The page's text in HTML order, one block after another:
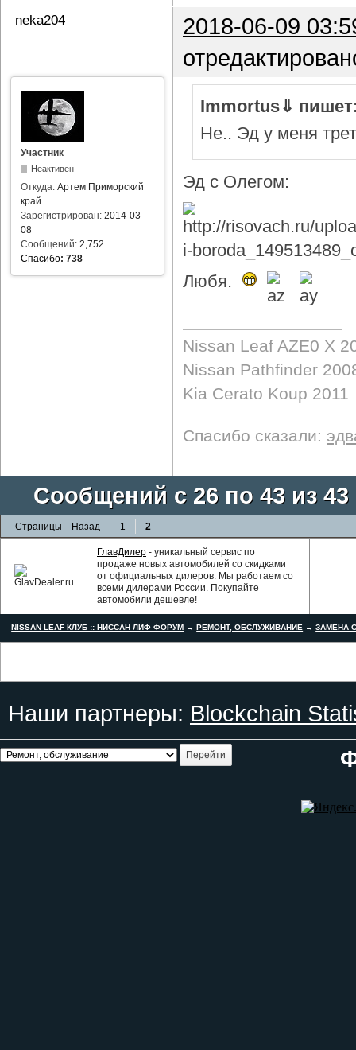
neka204
2018-06-09
Участник
Неактивен
Откуда: Артем Приморский
край
Зарегистрирован: 2014-03-
08
Сообщений: 2,752
Спасибо: 738
Immortus⇓
Не.. Эд у меня
Эд с Олегом:
Любя.
Nissan Leaf AZE0 X
Nissan Pathfinder
Kia Cerato Koup 2011
Спасибо сказали:
Сообщений с 26 по 43 из 43
Страницы Назад 1 2
ГлавДилер - уникальный сервис по
продаже новых автомобилей со скидками
от официальных дилеров. Мы работаем со
всеми дилерами России. Покупайте
автомобили дешевле!
NISSAN LEAF КЛУБ :: НИССАН ЛИФ ФОРУМ →РЕМОНТ, ОБСЛУЖИВАНИЕ →ЗАМЕНА
Наши партнеры: Blockchain